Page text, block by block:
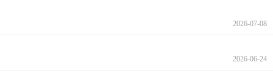
2026-07-08
2026-06-24